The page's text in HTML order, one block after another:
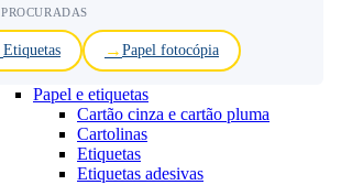
Etiquetas Papel fotocópia
Papel e etiquetas
Cartão cinza e cartão pluma
Cartolinas
Etiquetas
Etiquetas adesivas